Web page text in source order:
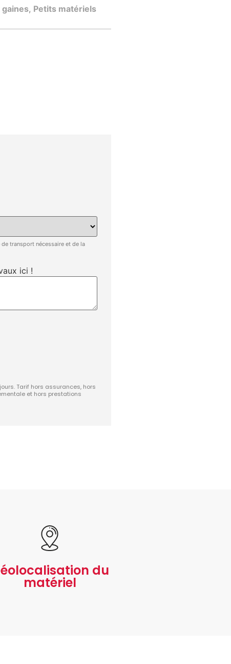
gaines, Petits matériels
transport nécessaire et de la
ici !
Tarif hors assurances, hors
et hors prestations
du
matériel